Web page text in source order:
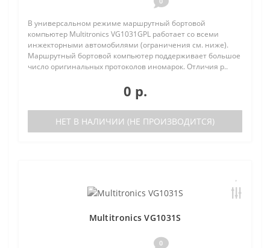
В универсальном режиме маршрутный бортовой
компьютер Multitronics VG1031GPL работает со всеми
инжекторными автомобилями (ограничения см. ниже).
Маршрутный бортовой компьютер поддерживает большое
число оригинальных протоколов иномарок. Отличия р..
0 р.
НЕТ В НАЛИЧИИ (НЕ ПРОИЗВОДИТСЯ)
Multitronics VG1031S
0